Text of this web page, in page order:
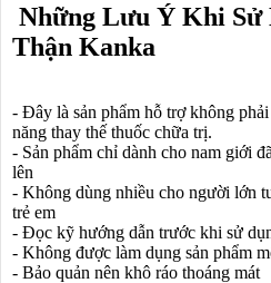
Những Lưu Ý Khi Sử
Thận Kanka
- Đây là sản phẩm hỗ trợ không
năng thay thế thuốc chữa trị.
- Sản phẩm chỉ dành cho nam giới
lên
- Không dùng nhiều cho người lớn
trẻ em
- Đọc kỹ hướng dẫn trước khi sử
- Không được làm dụng sản phẩm
- Bảo quản nên khô ráo thoáng mát